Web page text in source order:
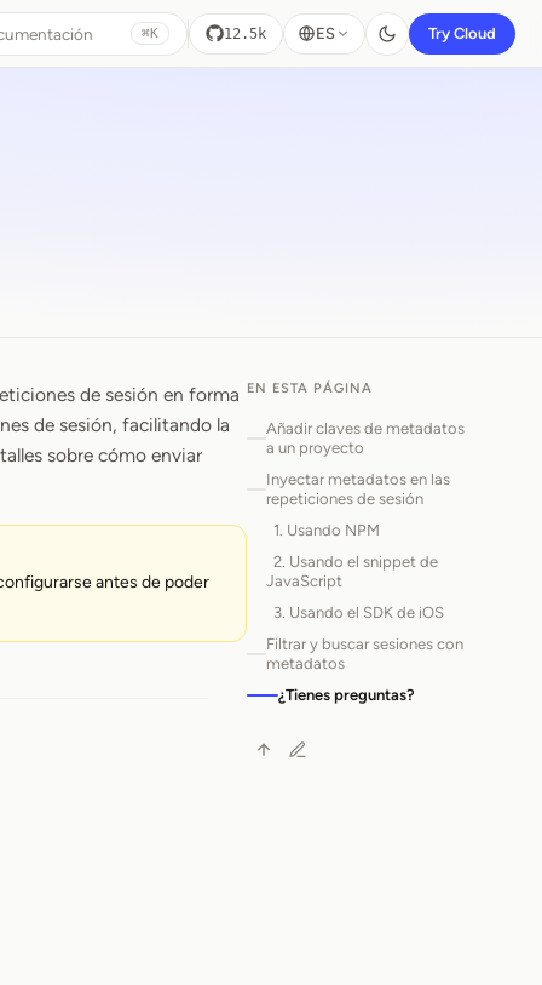
⌘K 12.5k ES Try Cloud
de sesión en forma
de sesión, facilitando la
sobre cómo enviar
antes de poder
EN ESTA PÁGINA
Añadir claves de metadatos
a un proyecto
Inyectar metadatos en las
repeticiones de sesión
1. Usando NPM
2. Usando el snippet de
JavaScript
3. Usando el SDK de iOS
Filtrar y buscar sesiones con
metadatos
¿Tienes preguntas?